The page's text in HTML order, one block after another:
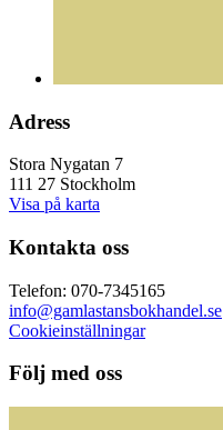
Adress
Stora Nygatan 7
111 27 Stockholm
Visa på karta
Kontakta oss
Telefon: 070-7345165
info@gamlastansbokhandel.se
Cookieinställningar
Följ med oss